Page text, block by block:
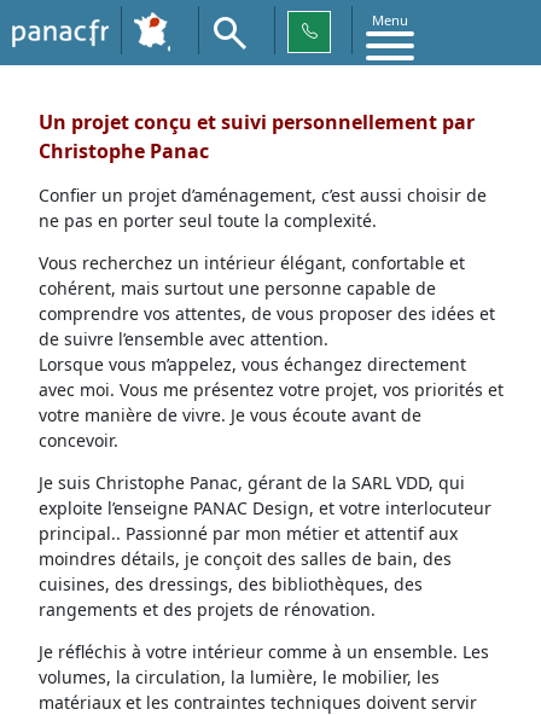
Menu
Un projet conçu et suivi personnellement par
Christophe Panac
Confier un projet d’aménagement, c’est aussi choisir de
ne pas en porter seul toute la complexité.
Vous recherchez un intérieur élégant, confortable et
cohérent, mais surtout une personne capable de
comprendre vos attentes, de vous proposer des idées et
de suivre l’ensemble avec attention.
Lorsque vous m’appelez, vous échangez directement
avec moi. Vous me présentez votre projet, vos priorités et
votre manière de vivre. Je vous écoute avant de
concevoir.
Je suis Christophe Panac, gérant de la SARL VDD, qui
exploite l’enseigne PANAC Design, et votre interlocuteur
principal.. Passionné par mon métier et attentif aux
moindres détails, je conçoit des salles de bain, des
cuisines, des dressings, des bibliothèques, des
rangements et des projets de rénovation.
Je réfléchis à votre intérieur comme à un ensemble. Les
volumes, la circulation, la lumière, le mobilier, les
matériaux et les contraintes techniques doivent servir